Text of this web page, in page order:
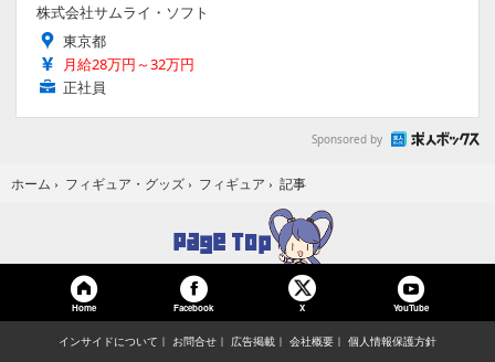
株式会社サムライ・ソフト
東京都
月給28万円～32万円
正社員
Sponsored by
ホーム › フィギュア・グッズ › フィギュア › 記事
Home Facebook X YouTube
インサイドについて お問合せ 広告掲載 会社概要 個人情報保護方針